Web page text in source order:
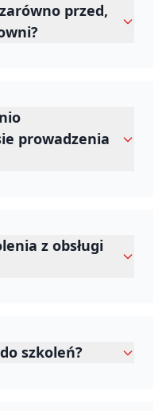
przed,
prowadzenia
z obsługi
szkoleń?